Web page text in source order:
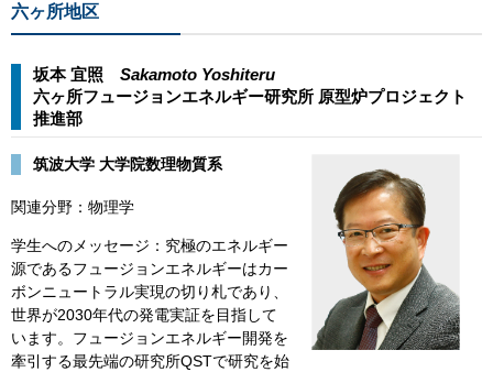
六ヶ所地区
坂本 宜照 Sakamoto Yoshiteru​​
​六ヶ所フュージョンエネルギー研究所 原型炉プロジェクト
推進部
筑波大学 大学院数理物質系
関連分野：物理学
学生へのメッセージ：究極のエネルギー
源であるフュージョンエネルギーはカー
ボンニュートラル実現の切り札であり、
世界が2030年代の発電実証を目指して
います。フュージョンエネルギー開発を
牽引する最先端の研究所QSTで研究を始